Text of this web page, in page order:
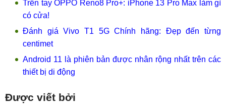
Trên tay OPPO Reno8 Pro+: iPhone 13 Pro Max làm gì
có cửa!
Đánh giá Vivo T1 5G Chính hãng: Đẹp đến từng
centimet
Android 11 là phiên bản được nhân rộng nhất trên các
thiết bị di động
Được viết bởi